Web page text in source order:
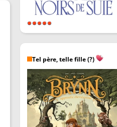
Tel père, telle fille (?)